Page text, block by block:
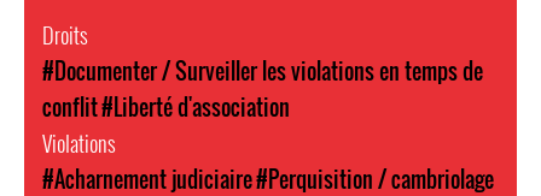
Droits
#Documenter / Surveiller les violations en temps de
conflit#Liberté d'association
Violations
#Acharnement judiciaire#Perquisition / cambriolage